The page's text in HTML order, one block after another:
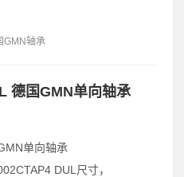
GMN轴承
德国GMN单向轴承
单向轴承
DUL尺寸，